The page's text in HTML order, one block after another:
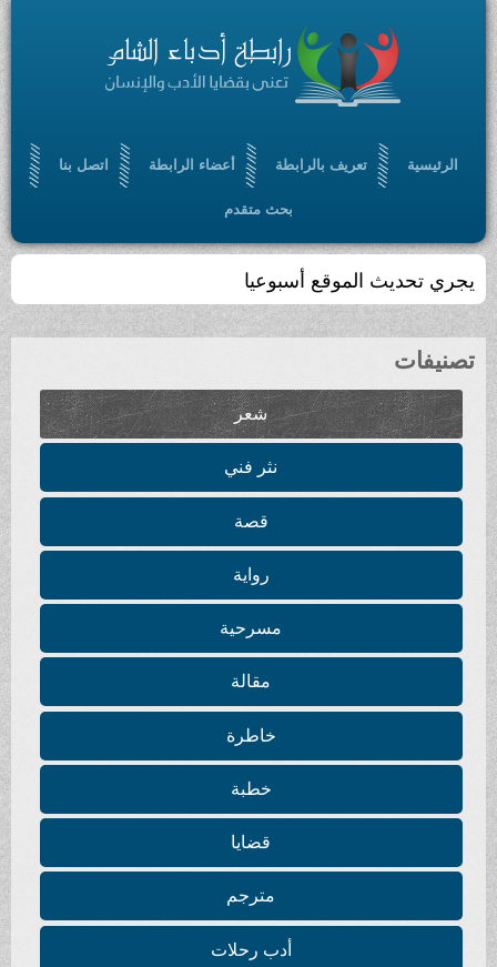
الرئيسية تعريف بالرابطة أعضاء الرابطة اتصل بنا
بحث متقدم
يجري تحديث الموقع أسبوعيا
تصنيفات
شعر
نثر فني
قصة
رواية
مسرحية
مقالة
خاطرة
خطبة
قضايا
مترجم
أدب رحلات